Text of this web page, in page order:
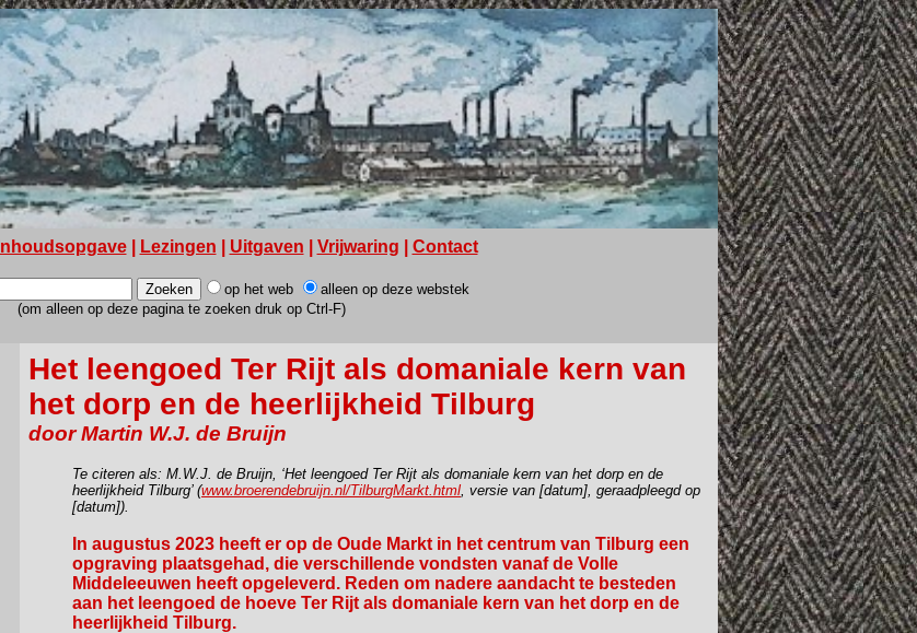
Inhoudsopgave| Lezingen Uitgaven Vrijwaring Contact
op het web
alleen op deze webstek
(om alleen op deze pagina te zoeken druk op Ctrl-F)
Het leengoed Ter Rijt als domaniale kern van
het dorp en de heerlijkheid Tilburg
door Martin W.J. de Bruijn
Te citeren als: M.W.J. de Bruijn, ‘Het leengoed Ter Rijt als domaniale kern van het dorp en de
heerlijkheid Tilburg’ (www.broerendebruijn.nl/TilburgMarkt.html, versie van [datum], geraadpleegd op
[datum]).
In augustus 2023 heeft er op de Oude Markt in het centrum van Tilburg een
opgraving plaatsgehad, die verschillende vondsten vanaf de Volle
Middeleeuwen heeft opgeleverd. Reden om nadere aandacht te besteden
aan het leengoed de hoeve Ter Rijt als domaniale kern van het dorp en de
heerlijkheid Tilburg.